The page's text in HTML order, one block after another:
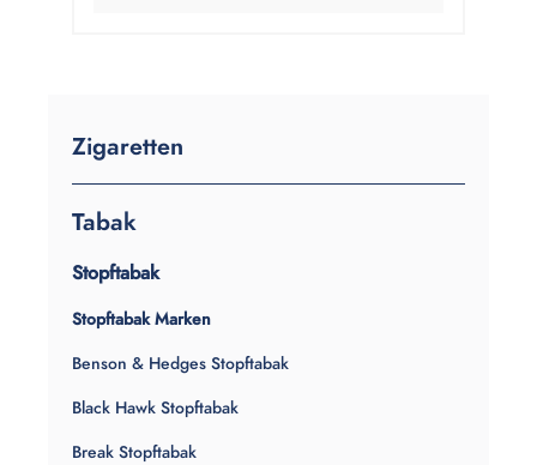
Zigaretten
Tabak
Stopftabak
Stopftabak Marken
Benson & Hedges Stopftabak
Black Hawk Stopftabak
Break Stopftabak